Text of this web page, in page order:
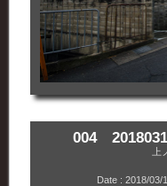
004
Date : 2018/03/17